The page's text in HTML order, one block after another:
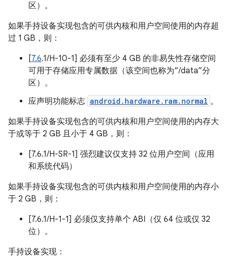
区）。
如果手持设备实现包含的可供内核和用户空间使用的内存超
过 1 GB，则：
[7.6.1/H-10-1] 必须有至少 4 GB 的非易失性存储空间
可用于存储应用专属数据（该空间也称为“/data”分
区）。
应声明功能标志 android.hardware.ram.normal 。
如果手持设备实现包含的可供内核和用户空间使用的内存大
于或等于 2 GB 且小于 4 GB，则：
[7.6.1/H-SR-1] 强烈建议仅支持 32 位用户空间（应用
和系统代码）
如果手持设备实现包含的可供内核和用户空间使用的内存小
于 2 GB，则：
[7.6.1/H-1-1] 必须仅支持单个 ABI（仅 64 位或仅 32
位）。
手持设备实现：